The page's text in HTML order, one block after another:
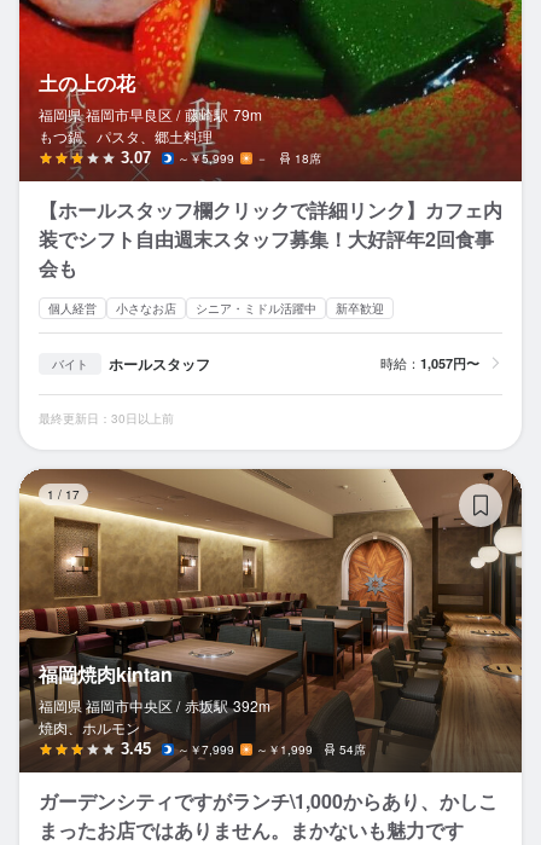
土の上の花
福岡県 福岡市早良区 / 藤崎駅 79m
もつ鍋、パスタ、郷土料理
3.07 ～￥5,999 － 18席
【ホールスタッフ欄クリックで詳細リンク】カフェ内
装でシフト自由週末スタッフ募集！大好評年2回食事
会も
個人経営 小さなお店 シニア・ミドル活躍中 新卒歓迎
バイト ホールスタッフ 時給： 1,057円〜
最終更新日：30日以上前
1 / 17
福岡焼肉kintan
福岡県 福岡市中央区 / 赤坂駅 392m
焼肉、ホルモン
3.45 ～￥7,999 ～￥1,999 54席
ガーデンシティですがランチ\1,000からあり、かしこ
まったお店ではありません。まかないも魅力です